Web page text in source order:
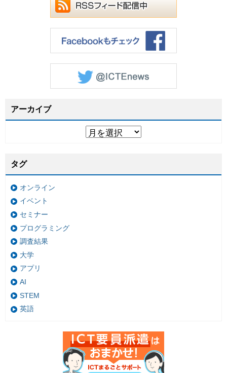
アーカイブ
タグ
オンライン
イベント
セミナー
プログラミング
調査結果
大学
アプリ
AI
STEM
英語